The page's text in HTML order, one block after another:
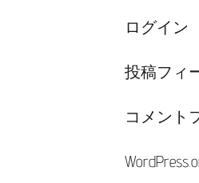
ログイン
投稿フィ
コメント